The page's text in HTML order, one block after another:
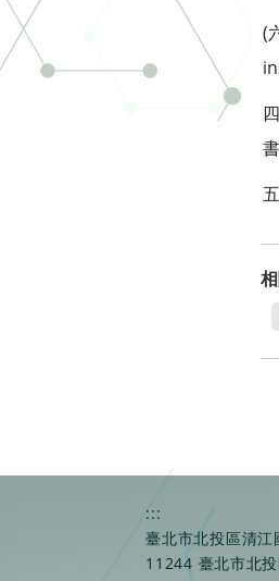
(
:::
臺北市北投區清江
11244 臺北市北